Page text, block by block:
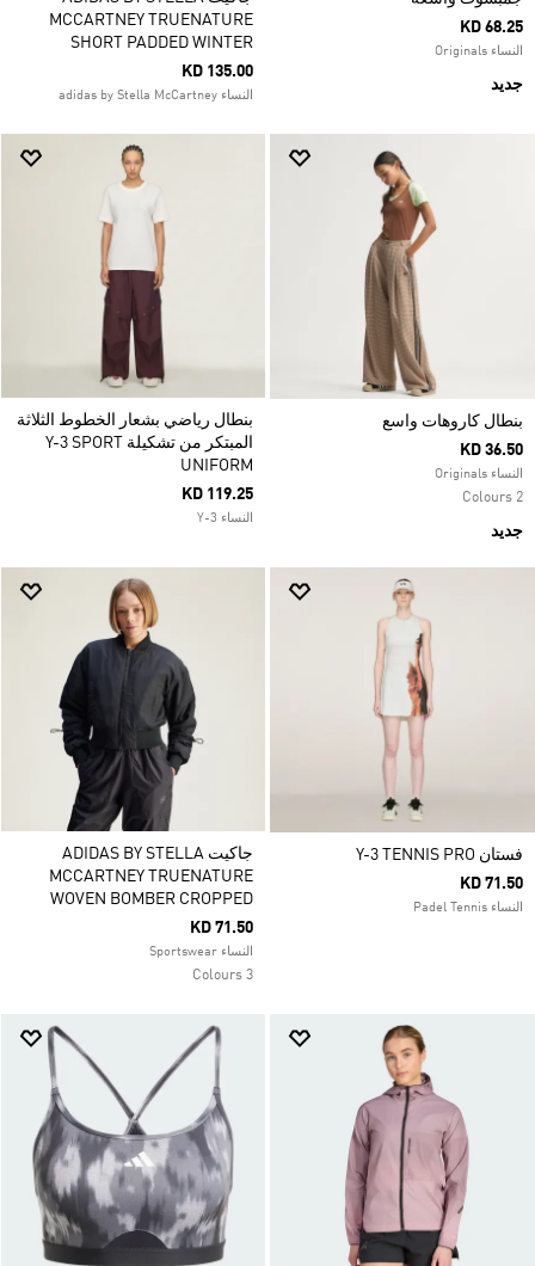
KD 68.25
النساء Originals
جديد
MCCARTNEY TRUENATURE
SHORT PADDED WINTER
KD 135.00
النساء adidas by Stella McCartney
بنطال كاروهات واسع
KD 36.50
النساء Originals
2 Colours
جديد
بنطال رياضي بشعار الخطوط الثلاثة
المبتكر من تشكيلة Y-3 SPORT
UNIFORM
KD 119.25
النساء Y-3
فستان Y-3 TENNIS PRO
KD 71.50
النساء Padel Tennis
جاكيت ADIDAS BY STELLA
MCCARTNEY TRUENATURE
WOVEN BOMBER CROPPED
KD 71.50
النساء Sportswear
3 Colours